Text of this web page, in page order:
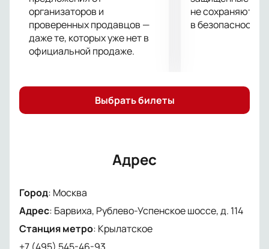
кинематографическим произведением.
Не упустите возможность увидеть фильм «Рецепт
любви» на специальном показе в Барвихе Luxury
Village. Забронируйте билеты онлайн и
прекрасной атмосфере.
организаторов и
проверенных продавцов —
даже те, которых уже нет в
официальной продаже.
не сохраняются
в безопасности.
Выбрать билеты
Адрес
Город: Москва
Адрес: Барвиха, Рублево-Успенское шоссе, д. 114
Станция метро: Крылатское